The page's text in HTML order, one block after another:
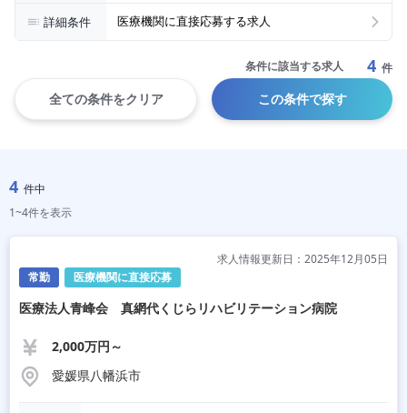
詳細条件 医療機関に直接応募する求人
条件に該当する求人 4 件
全ての条件をクリア この条件で探す
4 件中
1~4件を表示
常勤 医療機関に直接応募
求人情報更新日：2025年12月05日
医療法人青峰会 真網代くじらリハビリテーション病院
2,000万円～
愛媛県八幡浜市